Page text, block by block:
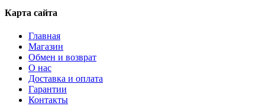
Карта сайта
Главная
Магазин
Обмен и возврат
О нас
Доставка и оплата
Гарантии
Контакты